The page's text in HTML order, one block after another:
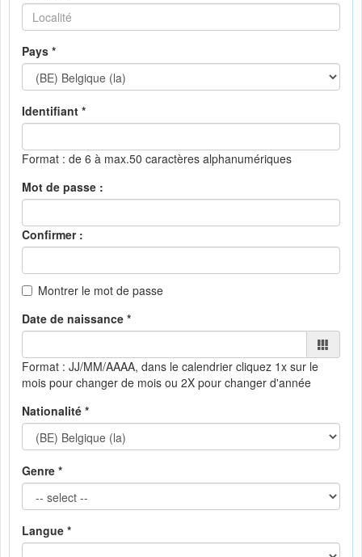
Pays *
Identifiant *
Format : de 6 à max.50 caractères alphanumériques
Mot de passe :
Confirmer :
Montrer le mot de passe
Date de naissance *
Format : JJ/MM/AAAA, dans le calendrier cliquez 1x sur le
mois pour changer de mois ou 2X pour changer d'année
Nationalité *
Genre *
Langue *